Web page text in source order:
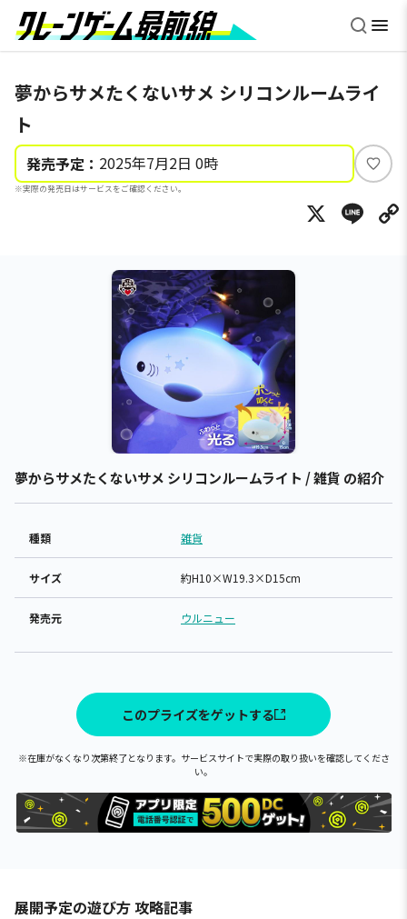
夢からサメたくないサメ シリコンルームライ
ト
発売予定： 2025年7月2日 0時
※実際の発売日はサービスをご確認ください。
い
ね
X
夢からサメたくないサメ シリコンルームライト / 雑貨 の紹介
種類 雑貨
サイズ 約H10×W19.3×D15cm
発売元 ウルニュー
このプライズをゲットする
※在庫がなくなり次第終了となります。サービスサイトで実際の取り扱いを確認してくださ
い。
展開予定の遊び方 攻略記事